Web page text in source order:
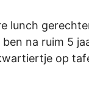
lunch
na ruim 5
op